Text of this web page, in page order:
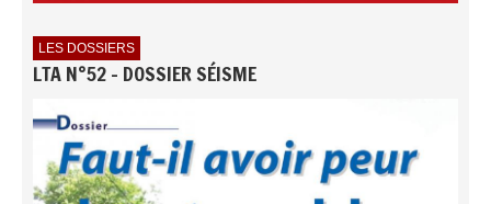
LES DOSSIERS
LTA N°52 - DOSSIER SÉISME